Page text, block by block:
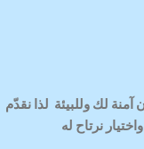
لك وللبيئة لذا نقدّم
نرتاح له